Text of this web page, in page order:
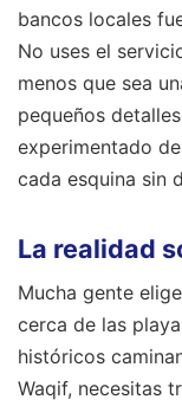
bancos locales
No uses el
menos que sea
pequeños
experimentado
cada esquina sin
La realidad
Mucha gente
cerca de las
históricos
Waqif, necesitas